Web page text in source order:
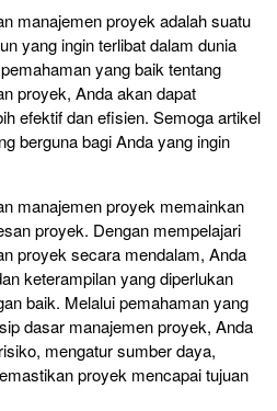
manajemen proyek adalah suatu
yang ingin terlibat dalam dunia
yang baik tentang
proyek, Anda akan dapat
efektif dan efisien. Semoga artikel
berguna bagi Anda yang ingin
manajemen proyek memainkan
proyek. Dengan mempelajari
proyek secara mendalam, Anda
keterampilan yang diperlukan
baik. Melalui pemahaman yang
dasar manajemen proyek, Anda
mengatur sumber daya,
proyek mencapai tujuan